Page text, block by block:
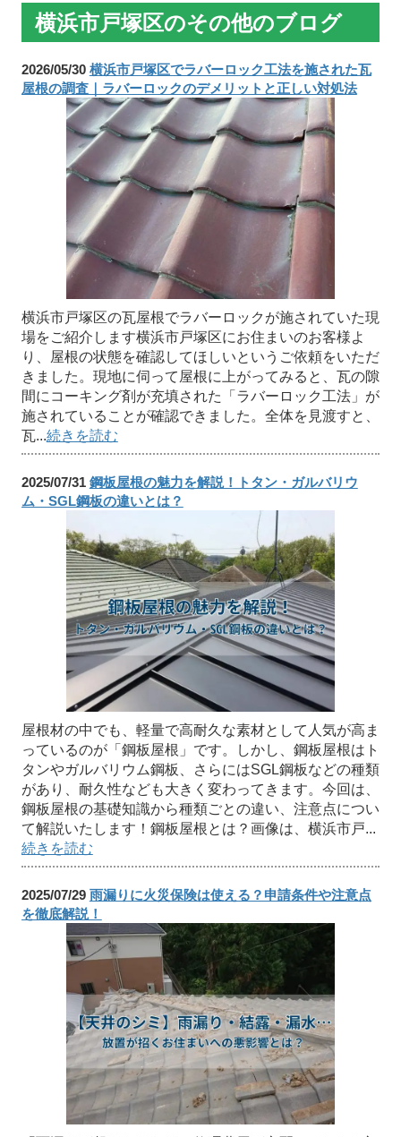
横浜市戸塚区のその他のブログ
2026/05/30 横浜市戸塚区でラバーロック工法を施された瓦
屋根の調査｜ラバーロックのデメリットと正しい対処法
横浜市戸塚区の瓦屋根でラバーロックが施されていた現
場をご紹介します横浜市戸塚区にお住まいのお客様よ
り、屋根の状態を確認してほしいというご依頼をいただ
きました。現地に伺って屋根に上がってみると、瓦の隙
間にコーキング剤が充填された「ラバーロック工法」が
施されていることが確認できました。全体を見渡すと、
瓦...続きを読む
2025/07/31 鋼板屋根の魅力を解説！トタン・ガルバリウ
ム・SGL鋼板の違いとは？
屋根材の中でも、軽量で高耐久な素材として人気が高ま
っているのが「鋼板屋根」です。しかし、鋼板屋根はト
タンやガルバリウム鋼板、さらにはSGL鋼板などの種類
があり、耐久性なども大きく変わってきます。今回は、
鋼板屋根の基礎知識から種類ごとの違い、注意点につい
て解説いたします！鋼板屋根とは？画像は、横浜市戸...
続きを読む
2025/07/29 雨漏りに火災保険は使える？申請条件や注意点
を徹底解説！